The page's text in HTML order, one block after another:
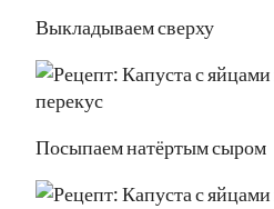
Выкладываем сверху
Посыпаем натёртым сыром